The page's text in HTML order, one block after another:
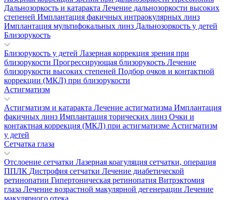
Дальнозоркость и катаракта Лечение дальнозоркости высоких
степеней Имплантация факичных интраокулярных линз
Имплантация мультифокальных линз Дальнозоркость у детей
Близорукость
Близорукость у детей Лазерная коррекция зрения при
близорукости Прогрессирующая близорукость Лечение
близорукости высоких степеней Подбор очков и контактной
коррекции (МКЛ) при близорукости
Астигматизм
Астигматизм и катаракта Лечение астигматизма Имплантация
факичных линз Имплантация торических линз Очки и
контактная коррекция (МКЛ) при астигматизме Астигматизм
у детей
Сетчатка глаза
Отслоение сетчатки Лазерная коагуляция сетчатки, операция
ППЛК Дистрофия сетчатки Лечение диабетической
ретинопатии Гипертоническая ретинопатия Витрэктомия
глаза Лечение возрастной макулярной дегенерации Лечение
макулярного отека